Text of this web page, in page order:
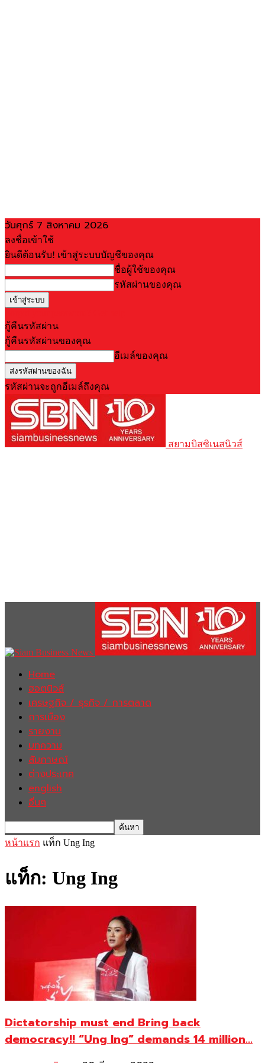
วันศุกร์ 7 สิงหาคม 2026
ลงชื่อเข้าใช้
ยินดีต้อนรับ! เข้าสู่ระบบบัญชีของคุณ
ชื่อผู้ใช้ของคุณ
รหัสผ่านของคุณ
กู้คืนรหัสผ่าน
กู้คืนรหัสผ่านของคุณ
อีเมล์ของคุณ
รหัสผ่านจะถูกอีเมล์ถึงคุณ
สยามบิสซิเนสนิวส์
Home
ฮอตนิวส์
เศรษฐกิจ / ธุรกิจ / การตลาด
การเมือง
รายงาน
บทความ
สัมภาษณ์
ต่างประเทศ
english
อื่นๆ
หน้าแรก แท็ก Ung Ing
แท็ก: Ung Ing
Dictatorship must end Bring back
democracy!! “Ung Ing” demands 14 million...